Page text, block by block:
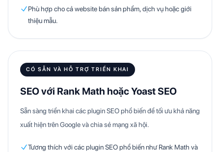
Phù hợp cho cả website bán sản phẩm, dịch vụ hoặc giới
thiệu mẫu.
CÓ SẴN VÀ HỖ TRỢ TRIỂN KHAI
SEO với Rank Math hoặc Yoast SEO
Sẵn sàng triển khai các plugin SEO phổ biến để tối ưu khả năng
xuất hiện trên Google và chia sẻ mạng xã hội.
Tương thích với các plugin SEO phổ biến như Rank Math và